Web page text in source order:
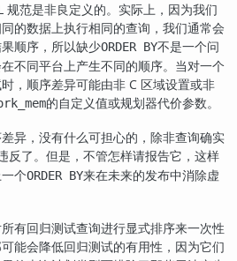
规范是非良定义的。实际上，因为我们
的数据上执行相同的查询，我们通常会
顺序，所以缺少ORDER BY不是一个问
不同平台上产生不同的顺序。当对一个
，顺序差异可能由非 C 区域设置或非
的自定义值或规划器代价参数。
异，没有什么可担心的，除非查询确实
反了。但是，不管怎样请报告它，这样
个ORDER BY来在未来的发布中消除虚
有回归测试查询进行显式排序来一次性
能会降低回归测试的有用性，因为它们